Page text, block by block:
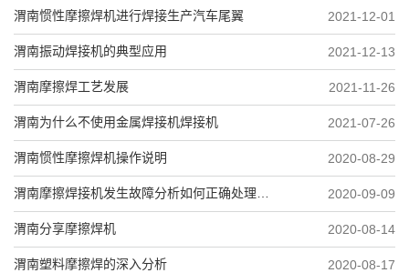
渭南惯性摩擦焊机进行焊接生产汽车尾翼 2021-12-01
渭南振动焊接机的典型应用 2021-12-13
渭南摩擦焊工艺发展 2021-11-26
渭南为什么不使用金属焊接机焊接机 2021-07-26
渭南惯性摩擦焊机操作说明 2020-08-29
2020-09-09
渭南分享摩擦焊机 2020-08-14
渭南塑料摩擦焊的深入分析 2020-08-17